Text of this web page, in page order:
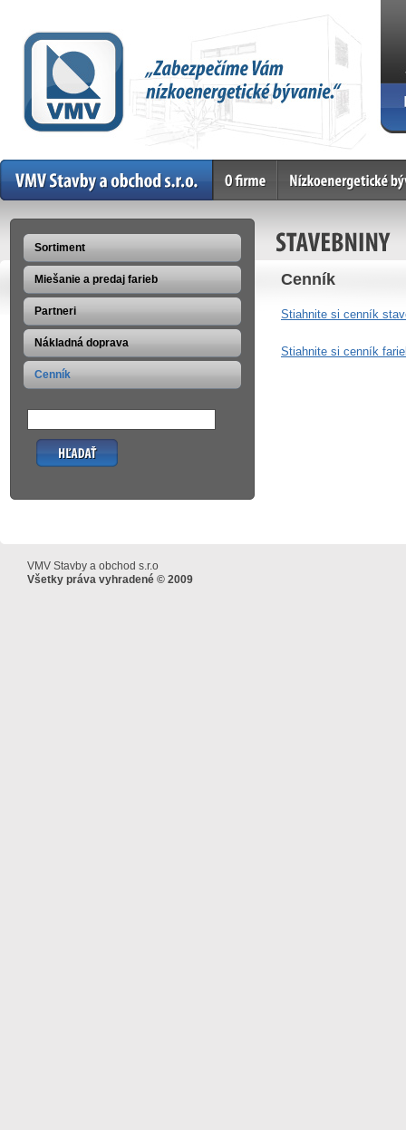
Home
Sortiment
Miešanie a predaj farieb
Partneri
Nákladná doprava
Cenník
Hľadať
STAVEBNINY
Cenník
Stiahnite si cenník
Stiahnite si cenník
VMV Stavby a obchod s.r.o
Všetky práva vyhradené © 2009